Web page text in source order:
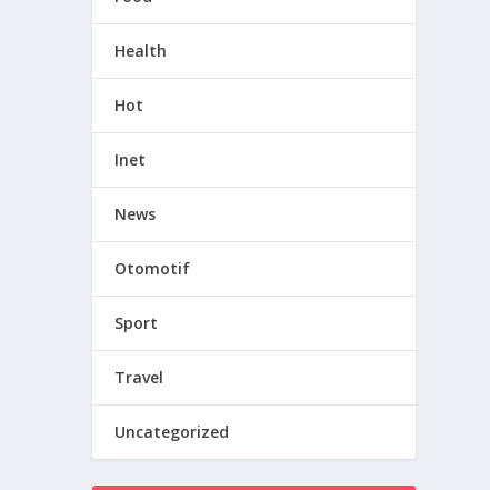
Health
Hot
Inet
News
Otomotif
Sport
Travel
Uncategorized